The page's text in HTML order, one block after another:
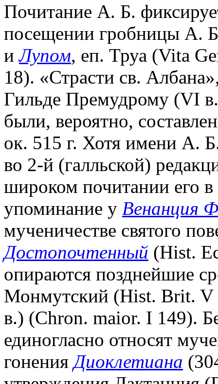
Почитание А. Б.
посещении гробницы А.
иЛупом, еп. Труа (Vita
18). «Страсти св.
Гильде Премудрому (VI
были, вероятно,
ок. 515 г. Хотя имени А.
во 2-й (галльской)
широком почитании его в
упоминание у Венанция
мученичестве святого
Достопочтенный (Hist.
опираются позднейшие
Монмутский (Hist. Brit.
в.) (Chron. maior. I 149).
единогласно относят
гоненияДиоклетиана